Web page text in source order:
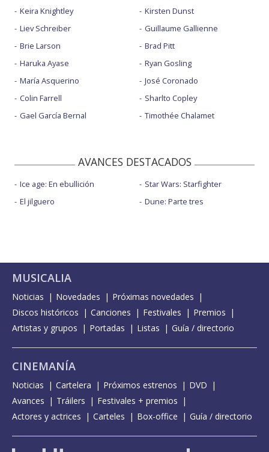
Keira Knightley
Liev Schreiber
Brie Larson
Haruka Ayase
María Asquerino
Colin Farrell
Gael García Bernal
Kirsten Dunst
Guillaume Gallienne
Brad Pitt
Ryan Gosling
José Coronado
Sharlto Copley
Timothée Chalamet
AVANCES DESTACADOS
Ice age: En ebullición
El jilguero
Star Wars: Starfighter
Dune: Parte tres
MUSICALIA
Noticias Novedades
Próximas novedades
Discos históricos
Canciones Festivales
Premios
Artistas y grupos
Portadas Listas Guía / directorio
CINEMANÍA
Noticias Cartelera Próximos estrenos
DVD
Avances
Tráilers
Festivales + premios
Actores y actrices
Carteles Box-office Guía / directorio